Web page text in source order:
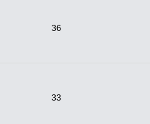
36
33